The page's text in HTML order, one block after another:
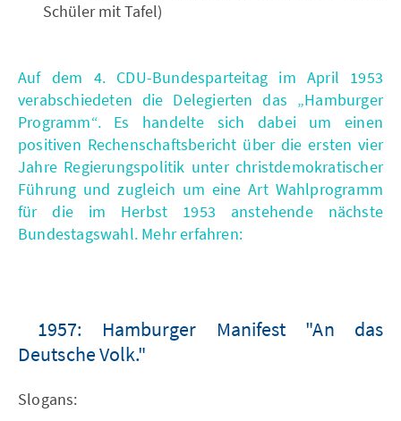
Schüler mit Tafel)
Auf dem 4. CDU-Bundesparteitag im April 1953
verabschiedeten die Delegierten das „Hamburger
Programm“. Es handelte sich dabei um einen
positiven Rechenschaftsbericht über die ersten vier
Jahre Regierungspolitik unter christdemokratischer
Führung und zugleich um eine Art Wahlprogramm
für die im Herbst 1953 anstehende nächste
Bundestagswahl. Mehr erfahren:
1957: Hamburger Manifest "An das
Deutsche Volk."
Slogans: